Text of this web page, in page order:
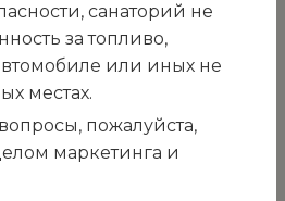
запроса ценовых
моющих средств для
«Белоруссия» в 2026 году
двух лотов
Кореиз
санаторий не
за топливо,
или иных не
местах.
пожалуйста,
маркетинга и